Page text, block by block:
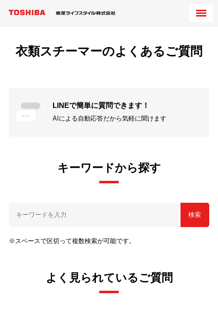
衣類スチーマーのよくあるご質問
LINEで簡単に質問できます！
AIによる自動応答だから気軽に聞けます
キーワードから探す
検索
※スペースで区切って複数検索が可能です。
よく見られているご質問